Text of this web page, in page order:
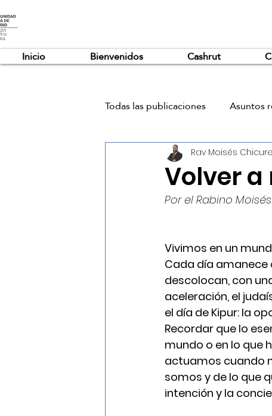
Inicio Bienvenidos Cashrut
Todas las publicaciones Asuntos
Volver
Rav Moisés
Por el Rabino
Vivimos en un
Cada día amanece
descolocan, con
aceleración, el
el día de Kipur: la
Recordar que lo
mundo o en lo que
actuamos cuando
somos y de lo que
intención y la